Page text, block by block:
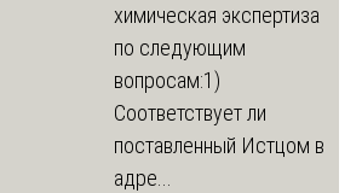
химическая экспертиза
по следующим
вопросам:1)
Соответствует ли
поставленный Истцом в
адре...